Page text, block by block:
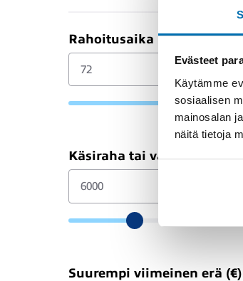
Evästeet
Käytämme
sosiaalisen
mainosalan
näitä tietoja
Rahoitusaika (kk)
Käsiraha tai vaihtoauto (€)
Suurempi viimeinen erä (€)